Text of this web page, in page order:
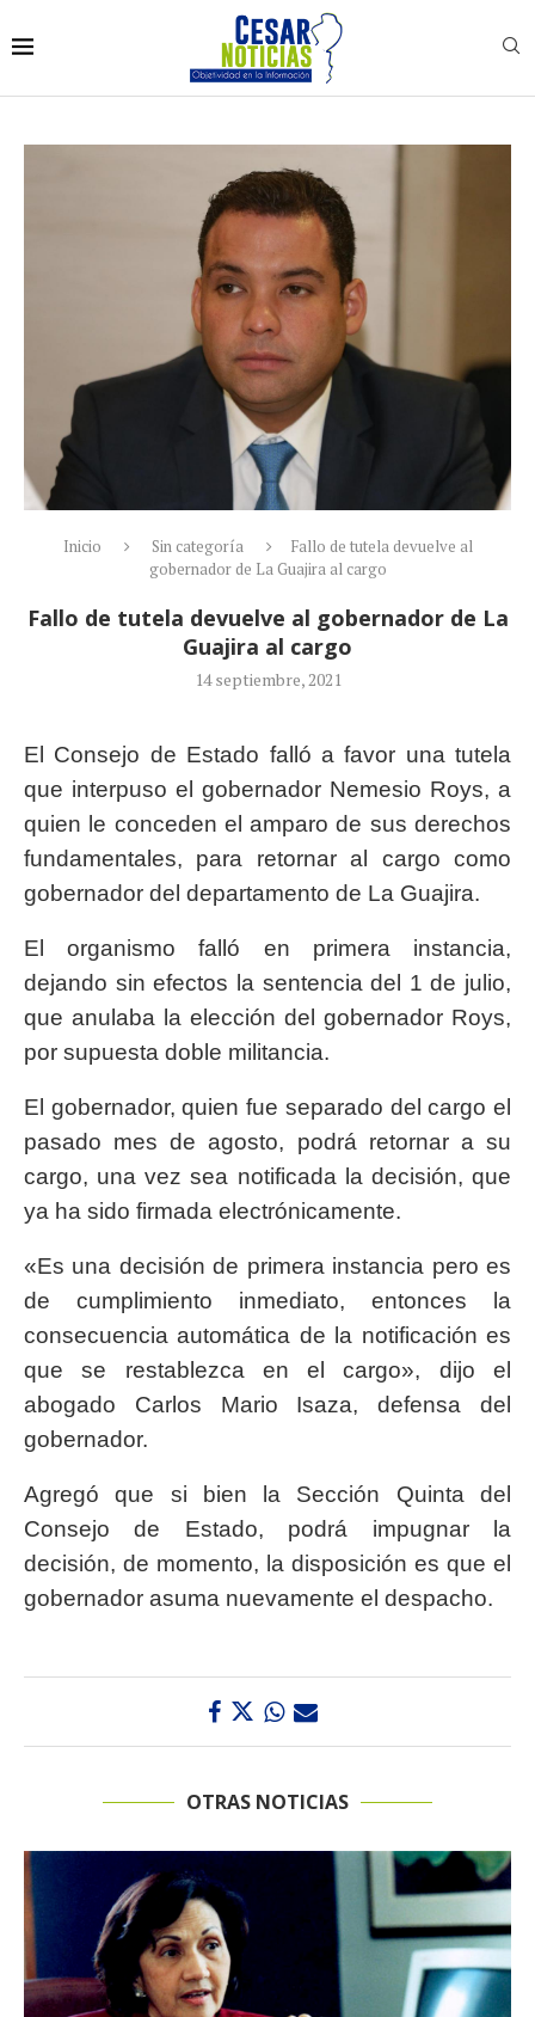
Inicio Sin categoría
Fallo de tutela devuelve al
gobernador de La Guajira al cargo
Fallo de tutela devuelve al gobernador de La
Guajira al cargo
14 septiembre, 2021
El Consejo de Estado falló a favor una tutela
que interpuso el gobernador Nemesio Roys, a
quien le conceden el amparo de sus derechos
fundamentales, para retornar al cargo como
gobernador del departamento de La Guajira.
El organismo falló en primera instancia,
dejando sin efectos la sentencia del 1 de julio,
que anulaba la elección del gobernador Roys,
por supuesta doble militancia.
El gobernador, quien fue separado del cargo el
pasado mes de agosto, podrá retornar a su
cargo, una vez sea notificada la decisión, que
ya ha sido firmada electrónicamente.
«Es una decisión de primera instancia pero es
de cumplimiento inmediato, entonces la
consecuencia automática de la notificación es
que se restablezca en el cargo», dijo el
abogado Carlos Mario Isaza, defensa del
gobernador.
Agregó que si bien la Sección Quinta del
Consejo de Estado, podrá impugnar la
decisión, de momento, la disposición es que el
gobernador asuma nuevamente el despacho.
OTRAS NOTICIAS